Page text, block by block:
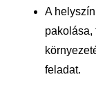
A
pakolása,
feladat.